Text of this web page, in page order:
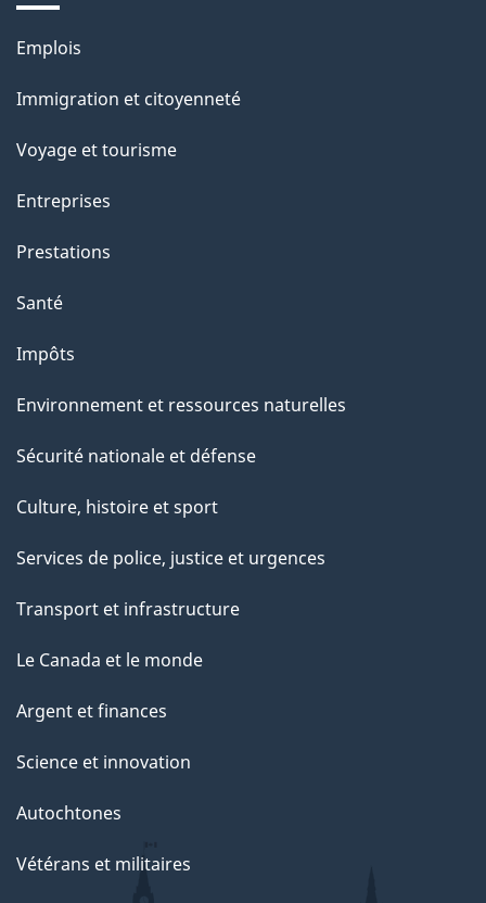
c
e
e
p
g
Thèmes
sujets
Emplois
Immigration et citoyenneté
Voyage et tourisme
Entreprises
Prestations
Santé
Impôts
Environnement et ressources naturelles
Sécurité nationale et défense
Culture, histoire et sport
Services de police, justice et urgences
Transport et infrastructure
Le Canada et le monde
Argent et finances
Science et innovation
Autochtones
Vétérans et militaires